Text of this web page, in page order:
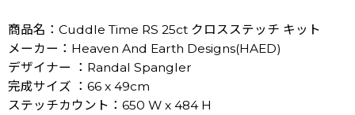
商品名：Cuddle Time RS 25ct クロスステッチ キット
メーカー：Heaven And Earth Designs(HAED)
デザイナー ：Randal Spangler
完成サイズ ：66 x 49cm
ステッチカウント：650 W x 484 H